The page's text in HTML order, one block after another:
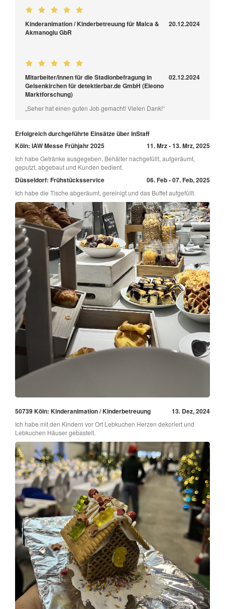
Kinderanimation / Kinderbetreuung für Malca &
Akmanoglu GbR
20.12.2024
Mitarbeiter/innen für die Stadionbefragung in
Gelsenkirchen für detektierbar.de GmbH (Eleono
Marktforschung)
02.12.2024
„Seher hat einen guten Job gemacht! Vielen Dank!“
Erfolgreich durchgeführte Einsätze über InStaff
Köln: IAW Messe Frühjahr 2025
11. Mrz - 13. Mrz, 2025
Ich habe Getränke ausgegeben, Behälter nachgefüllt, aufgeräumt,
geputzt, abgebaut und Kunden bedient.
Düsseldorf: Frühstücksservice 06. Feb - 07. Feb, 2025
Ich habe die Tische abgeräumt, gereinigt und das Buffet aufgefüllt.
50739 Köln: Kinderanimation / Kinderbetreuung 13. Dez, 2024
Ich habe mit den Kindern vor Ort Lebkuchen Herzen dekoriert und
Lebkuchen Häuser gebastelt.